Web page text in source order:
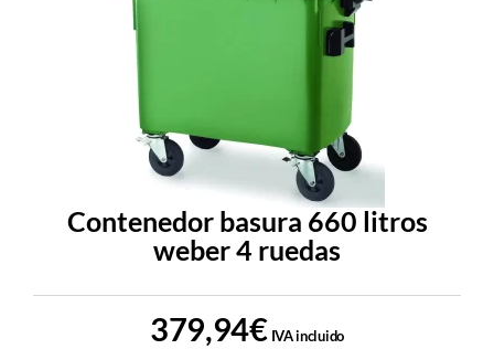
Contenedor basura 660 litros
weber 4 ruedas
379,94€IVA incluido